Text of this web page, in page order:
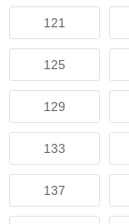
121
125
129
133
137